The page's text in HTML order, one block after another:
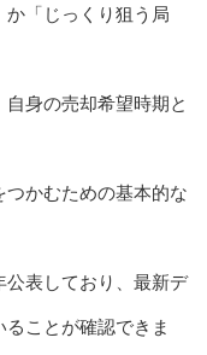
「じっくり狙う局
身の売却希望時期と
かむための基本的な
表しており、最新デ
ことが確認できま